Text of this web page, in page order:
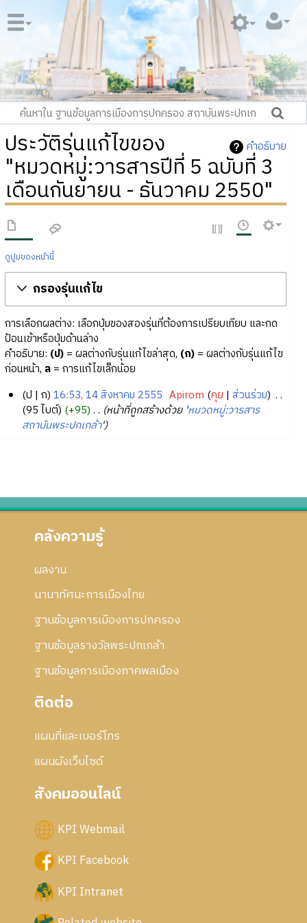
คำอธิบาย
ประวัติรุ่นแก้ไขของ
"หมวดหมู่:วารสารปีที่ 5 ฉบับที่ 3
เดือนกันยายน - ธันวาคม 2550"
ดูปูมของหน้านี้
กรองรุ่นแก้ไข
การเลือกผลต่าง: เลือกปุ่มของสองรุ่นที่ต้องการเปรียบเทียบ และกด
ป้อนเข้าหรือปุ่มด้านล่าง
คำอธิบาย: (ป)= ผลต่างกับรุ่นแก้ไขล่าสุด, (ก)= ผลต่างกับรุ่นแก้ไข
ก่อนหน้า, ล= การแก้ไขเล็กน้อย
า
ค
ป ก 16:53, 14 สิงหาคม 2555 Apirom คุย ส่วนร่วม ‎
95 ไบต์
+95 ‎ หน้าที่ถูกสร้างด้วย 'หมวดหมู่:วารสาร
สถาบันพระปกเกล้า'
คลังความรู้
ผลงาน
นานาทัศนะการเมืองไทย
ฐานข้อมูลการเมืองการปกครอง
ฐานข้อมูลรางวัลพระปกเกล้า
ฐานข้อมูลการเมืองภาคพลเมือง
ติดต่อ
แผนที่และเบอร์โทร
แผนผังเว็บไซด์
สังคมออนไลน์
KPI Webmail
KPI Facebook
KPI Intranet